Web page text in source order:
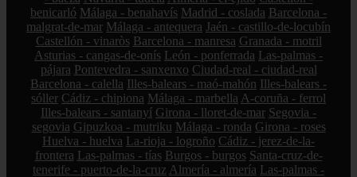
benicarló Málaga - benahavís Madrid - coslada Barcelona -
malgrat-de-mar Málaga - antequera Jaén - castillo-de-locubín
Castellón - vinaròs Barcelona - manresa Granada - motril
Asturias - cangas-de-onís León - ponferrada Las-palmas -
pájara Pontevedra - sanxenxo Ciudad-real - ciudad-real
Barcelona - calella Illes-balears - maó-mahón Illes-balears -
sóller Cádiz - chipiona Málaga - marbella A-coruña - ferrol
Illes-balears - santanyí Girona - lloret-de-mar Segovia -
segovia Gipuzkoa - mutriku Málaga - ronda Girona - roses
Huelva - huelva La-rioja - logroño Cádiz - jerez-de-la-
frontera Las-palmas - tías Burgos - burgos Santa-cruz-de-
tenerife - puerto-de-la-cruz Almería - almería Las-palmas -